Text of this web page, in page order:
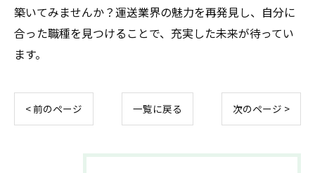
築いてみませんか？運送業界の魅力を再発見し、自分に
合った職種を見つけることで、充実した未来が待ってい
ます。
< 前のページ 一覧に戻る 次のページ >